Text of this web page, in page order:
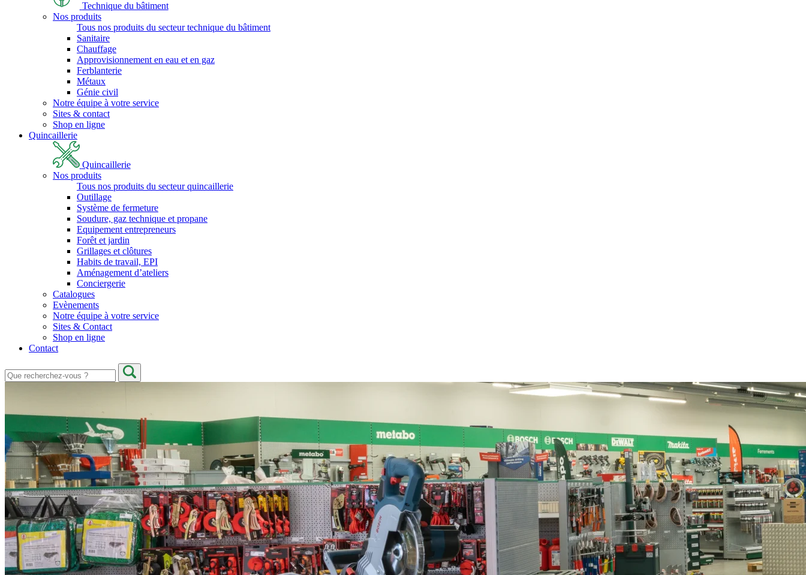
Technique du bâtiment
Nos produits
Tous nos produits du secteur technique du bâtiment
Sanitaire
Chauffage
Approvisionnement en eau et en gaz
Ferblanterie
Métaux
Génie civil
Notre équipe à votre service
Sites & contact
Shop en ligne
Quincaillerie
Quincaillerie
Nos produits
Tous nos produits du secteur quincaillerie
Outillage
Système de fermeture
Soudure, gaz technique et propane
Equipement entrepreneurs
Forêt et jardin
Grillages et clôtures
Habits de travail, EPI
Aménagement d’ateliers
Conciergerie
Catalogues
Evènements
Notre équipe à votre service
Sites & Contact
Shop en ligne
Contact